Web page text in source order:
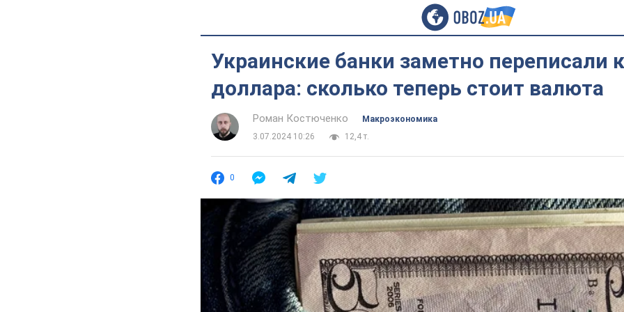
Украинские банки заметно переписали
доллара: сколько теперь стоит валюта
Роман Костюченко
Mакроэкономика
3.07.2024 10:26
12,4 т.
0